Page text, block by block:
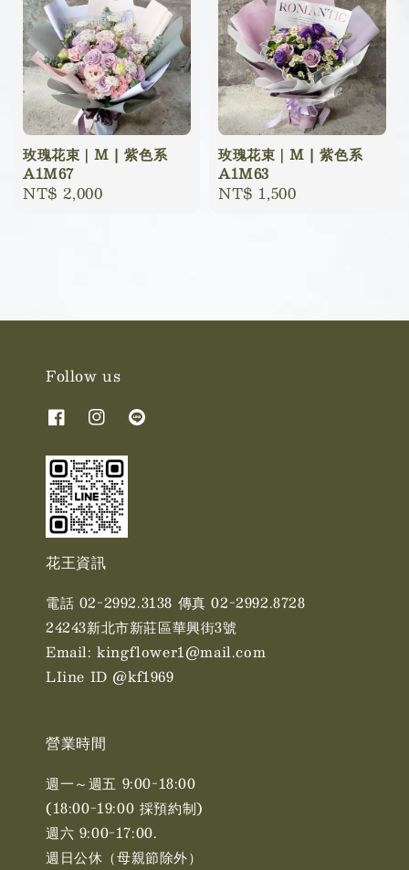
玫瑰花束｜M | 紫色系
A1M67
Regular
NT$ 2,000
玫瑰花束｜M | 紫色系
A1M63
Regular
NT$ 1,500
Follow us
花王資訊
電話 02-2992.3138 傳真 02-2992.8728
24243新北市新莊區華興街3號
Email: kingflower1@mail.com
LIine ID @kf1969
營業時間
週一～週五 9:00-18:00
(18:00-19:00 採預約制)
週六 9:00-17:00. ​​
週日公休（母親節除外）